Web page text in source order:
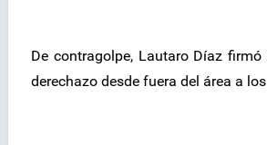
De contragolpe, Lautaro Díaz
derechazo desde fuera del área a